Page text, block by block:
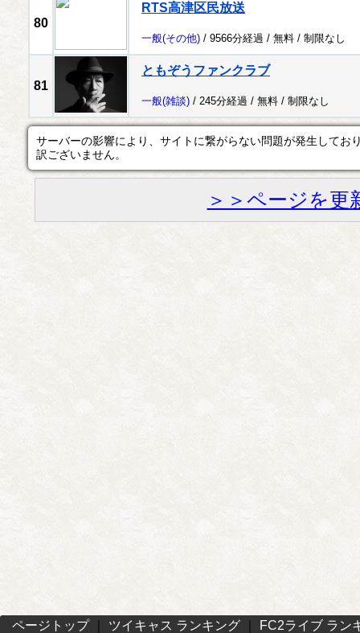
80
RTS高津区民放送
一般(その他) / 9566分経過 / 無料 / 制限なし
81
ともぞうファンクラブ
一般(雑談) / 245分経過 / 無料 / 制限なし
サーバーの影響により、サイトに繋がらない問題が発生してお
訳ございません。
＞＞ページを更
ページトップ｜ ツイキャス ランキング FC2ライブ ラン